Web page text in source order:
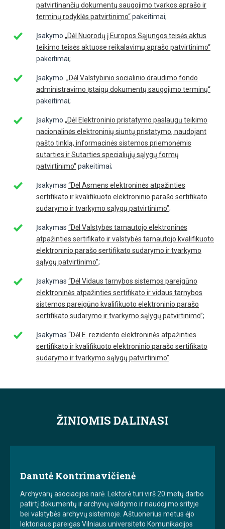
patvirtinančių dokumentų saugojimo tvarkos aprašo ir
terminų rodyklės patvirtinimo“pakeitimai;
Įsakymo „Dėl Nuorodų į Europos Sąjungos teisės aktus
teikimo teisės aktuose reikalavimų aprašo patvirtinimo“
pakeitimai;
Įsakymo „Dėl Valstybinio socialinio draudimo fondo
administravimo įstaigų dokumentų saugojimo terminų“
pakeitimai;
Įsakymo „Dėl Elektroninio pristatymo paslaugų teikimo
nacionalinės elektroninių siuntų pristatymo, naudojant
pašto tinklą, informacinės sistemos priemonėmis
sutarties ir Sutarties specialiųjų sąlygų formų
patvirtinimo“pakeitimai;
Įsakymas “Dėl Asmens elektroninės atpažinties
sertifikato ir kvalifikuoto elektroninio parašo sertifikato
sudarymo ir tvarkymo sąlygų patvirtinimo”;
Įsakymas “Dėl Valstybės tarnautojo elektroninės
atpažinties sertifikato ir valstybės tarnautojo kvalifikuoto
elektroninio parašo sertifikato sudarymo ir tvarkymo
sąlygų patvirtinimo”;
Įsakymas “Dėl Vidaus tarnybos sistemos pareigūno
elektroninės atpažinties sertifikato ir vidaus tarnybos
sistemos pareigūno kvalifikuoto elektroninio parašo
sertifikato sudarymo ir tvarkymo sąlygų patvirtinimo”;
Įsakymas “Dėl E. rezidento elektroninės atpažinties
sertifikato ir kvalifikuoto elektroninio parašo sertifikato
sudarymo ir tvarkymo sąlygų patvirtinimo”
ŽINIOMIS DALINASI
Danutė Kontrimavičienė
Archyvarų asociacijos narė. Lektorė turi virš 20 metų darbo
patirtį dokumentų ir archyvų valdymo ir naudojimo srityje
bei valstybės archyvų sistemoje. Aštuonerius metus ėjo
lektoriaus pareigas Vilniaus universiteto Komunikacijos